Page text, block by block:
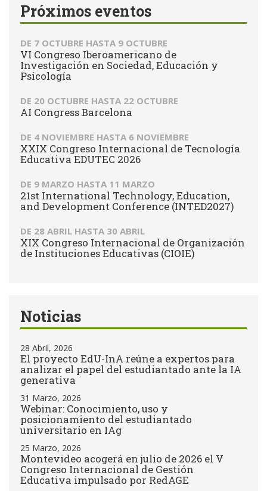
Próximos eventos
DE 7 OCTUBRE HASTA 9 OCTUBRE
VI Congreso Iberoamericano de
Investigación en Sociedad, Educación y
Psicología
DE 20 OCTUBRE HASTA 22 OCTUBRE
AI Congress Barcelona
DE 4 NOVIEMBRE HASTA 6 NOVIEMBRE
XXIX Congreso Internacional de Tecnología
Educativa EDUTEC 2026
DE 9 MARZO HASTA 11 MARZO
21st International Technology, Education,
and Development Conference (INTED2027)
DE 28 ABRIL HASTA 30 ABRIL
XIX Congreso Internacional de Organización
de Instituciones Educativas (CIOIE)
Noticias
28 Abril, 2026
El proyecto EdU-InA reúne a expertos para
analizar el papel del estudiantado ante la IA
generativa
31 Marzo, 2026
Webinar: Conocimiento, uso y
posicionamiento del estudiantado
universitario en IAg
25 Marzo, 2026
Montevideo acogerá en julio de 2026 el V
Congreso Internacional de Gestión
Educativa impulsado por RedAGE